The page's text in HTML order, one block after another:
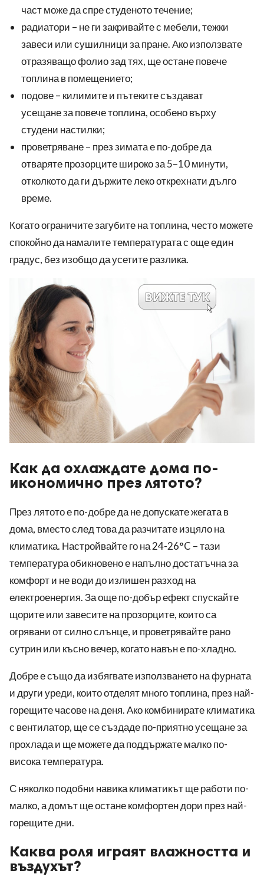
част може да спре студеното течение;
радиатори – не ги закривайте с мебели, тежки
завеси или сушилници за пране. Ако използвате
отразяващо фолио зад тях, ще остане повече
топлина в помещението;
подове – килимите и пътеките създават
усещане за повече топлина, особено върху
студени настилки;
проветряване – през зимата е по-добре да
отваряте прозорците широко за 5–10 минути,
отколкото да ги държите леко открехнати дълго
време.
Когато ограничите загубите на топлина, често можете
спокойно да намалите температурата с още един
градус, без изобщо да усетите разлика.
Как да охлаждате дома по-
икономично през лятото?
През лятото е по-добре да не допускате жегата в
дома, вместо след това да разчитате изцяло на
климатика. Настройвайте го на 24-26°C – тази
температура обикновено е напълно достатъчна за
комфорт и не води до излишен разход на
електроенергия. За още по-добър ефект спускайте
щорите или завесите на прозорците, които са
огрявани от силно слънце, и проветрявайте рано
сутрин или късно вечер, когато навън е по-хладно.
Добре е също да избягвате използването на фурната
и други уреди, които отделят много топлина, през най-
горещите часове на деня. Ако комбинирате климатика
с вентилатор, ще се създаде по-приятно усещане за
прохлада и ще можете да поддържате малко по-
висока температура.
С няколко подобни навика климатикът ще работи по-
малко, а домът ще остане комфортен дори през най-
горещите дни.
Каква роля играят влажността и
въздухът?